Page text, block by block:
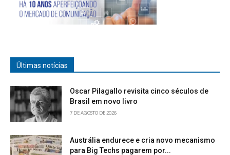
Últimas notícias
Oscar Pilagallo revisita cinco séculos de
Brasil em novo livro
7 DE AGOSTO DE 2026
Austrália endurece e cria novo mecanismo
para Big Techs pagarem por...